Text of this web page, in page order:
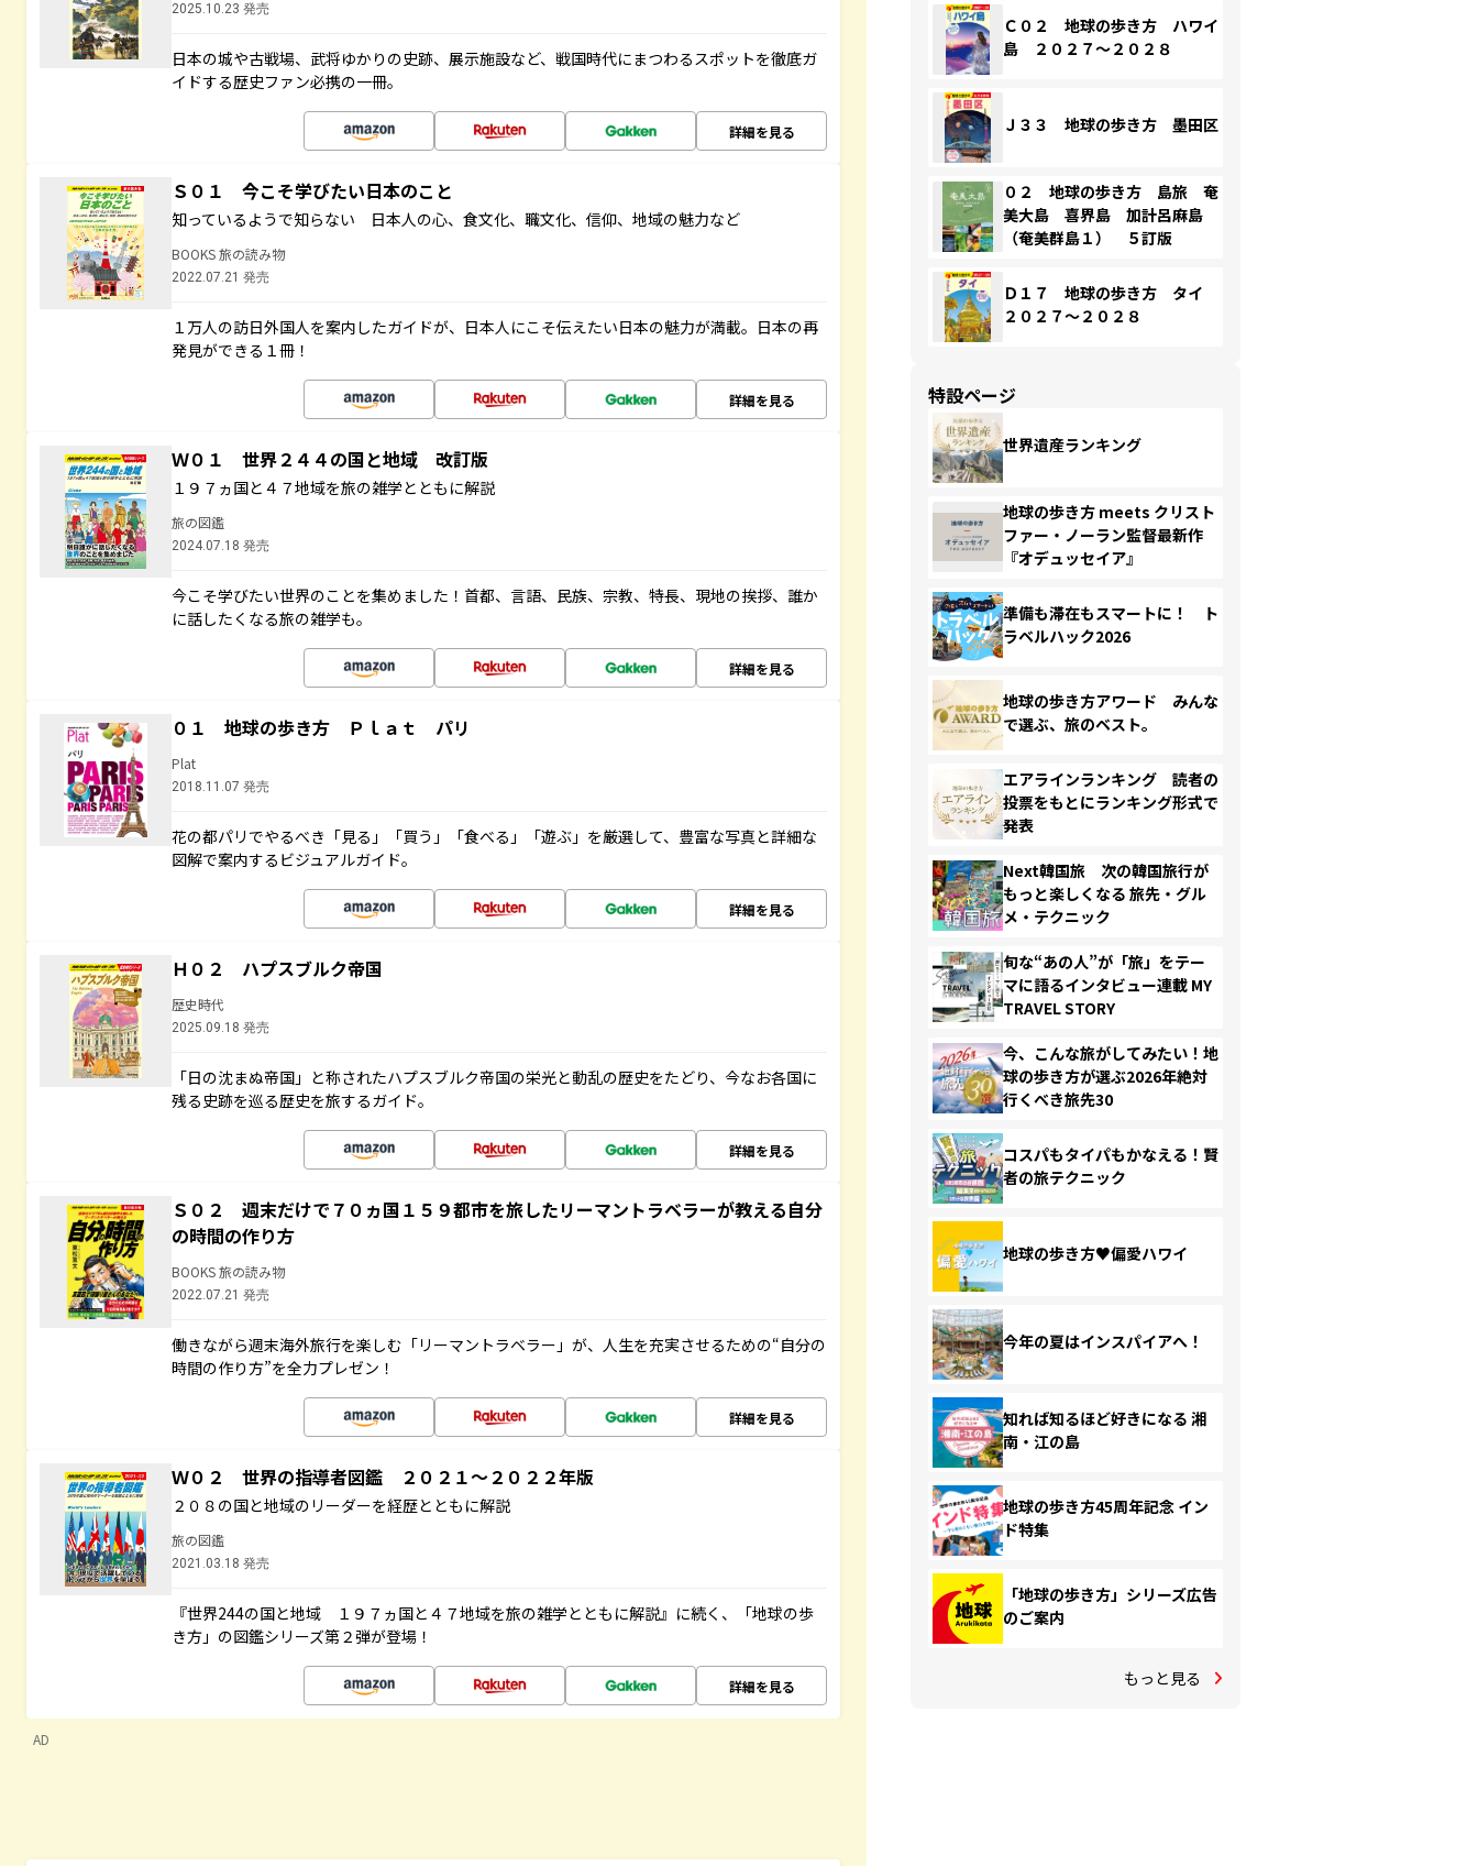
2025.10.23 発売
日本の城や古戦場、武将ゆかりの史跡、展示施設など、戦国時代にまつわるスポットを徹底ガ
イドする歴史ファン必携の一冊。
詳細を見る
Ｓ０１ 今こそ学びたい日本のこと
知っているようで知らない 日本人の心、食文化、職文化、信仰、地域の魅力など
BOOKS 旅の読み物
2022.07.21 発売
１万人の訪日外国人を案内したガイドが、日本人にこそ伝えたい日本の魅力が満載。日本の再
発見ができる１冊！
詳細を見る
Ｗ０１ 世界２４４の国と地域 改訂版
１９７ヵ国と４７地域を旅の雑学とともに解説
旅の図鑑
2024.07.18 発売
今こそ学びたい世界のことを集めました！首都、言語、民族、宗教、特長、現地の挨拶、誰か
に話したくなる旅の雑学も。
詳細を見る
０１ 地球の歩き方 Ｐｌａｔ パリ
Plat
2018.11.07 発売
花の都パリでやるべき「見る」「買う」「食べる」「遊ぶ」を厳選して、豊富な写真と詳細な
図解で案内するビジュアルガイド。
詳細を見る
Ｈ０２ ハプスブルク帝国
歴史時代
2025.09.18 発売
「日の沈まぬ帝国」と称されたハプスブルク帝国の栄光と動乱の歴史をたどり、今なお各国に
残る史跡を巡る歴史を旅するガイド。
詳細を見る
Ｓ０２ 週末だけで７０ヵ国１５９都市を旅したリーマントラベラーが教える自分
の時間の作り方
BOOKS 旅の読み物
2022.07.21 発売
働きながら週末海外旅行を楽しむ「リーマントラベラー」が、人生を充実させるための“自分の
時間の作り方”を全力プレゼン！
詳細を見る
Ｗ０２ 世界の指導者図鑑 ２０２１～２０２２年版
２０８の国と地域のリーダーを経歴とともに解説
旅の図鑑
2021.03.18 発売
『世界244の国と地域 １９７ヵ国と４７地域を旅の雑学とともに解説』に続く、「地球の歩
き方」の図鑑シリーズ第２弾が登場！
詳細を見る
AD
Ｃ０２ 地球の歩き方 ハワイ
島 ２０２７～２０２８
Ｊ３３ 地球の歩き方 墨田区
０２ 地球の歩き方 島旅 奄
美大島 喜界島 加計呂麻島
（奄美群島１） ５訂版
Ｄ１７ 地球の歩き方 タイ
２０２７～２０２８
特設ページ
世界遺産ランキング
地球の歩き方 meets クリスト
ファー・ノーラン監督最新作
『オデュッセイア』
準備も滞在もスマートに！ ト
ラベルハック2026
地球の歩き方アワード みんな
で選ぶ、旅のベスト。
エアラインランキング 読者の
投票をもとにランキング形式で
発表
Next韓国旅 次の韓国旅行が
もっと楽しくなる 旅先・グル
メ・テクニック
旬な“あの人”が「旅」をテー
マに語るインタビュー連載 MY
TRAVEL STORY
今、こんな旅がしてみたい！地
球の歩き方が選ぶ2026年絶対
行くべき旅先30
コスパもタイパもかなえる！賢
者の旅テクニック
地球の歩き方♥偏愛ハワイ
今年の夏はインスパイアへ！
知れば知るほど好きになる 湘
南・江の島
地球の歩き方45周年記念 イン
ド特集
「地球の歩き方」シリーズ広告
のご案内
もっと見る